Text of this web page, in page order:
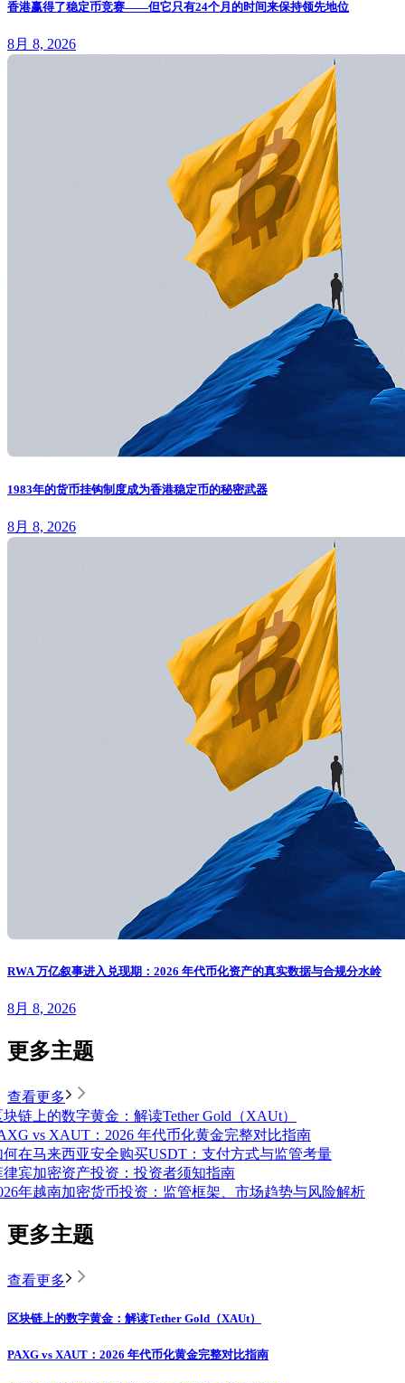
香港赢得了稳定币竞赛——但它只有24个月的时间来保持领先地位
8月 8, 2026
1983年的货币挂钩制度成为香港稳定币的秘密武器
8月 8, 2026
RWA 万亿叙事进入兑现期：2026 年代币化资产的真实数据与合规分水岭
8月 8, 2026
更多主题
查看更多
块链上的数字黄金：解读Tether Gold（XAUt）
vs XAUT：2026 年代币化黄金完整对比指南
何在马来西亚安全购买USDT：支付方式与监管考量
律宾加密资产投资：投资者须知指南
年越南加密货币投资：监管框架、市场趋势与风险解析
更多主题
查看更多
区块链上的数字黄金：解读Tether Gold（XAUt）
PAXG vs XAUT：2026 年代币化黄金完整对比指南